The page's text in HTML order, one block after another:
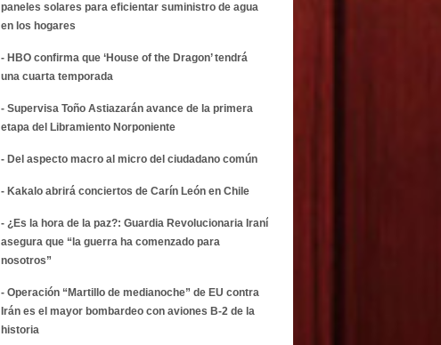
paneles solares para eficientar suministro de agua
en los hogares
- HBO confirma que ‘House of the Dragon’ tendrá
una cuarta temporada
- Supervisa Toño Astiazarán avance de la primera
etapa del Libramiento Norponiente
- Del aspecto macro al micro del ciudadano común
- Kakalo abrirá conciertos de Carín León en Chile
- ¿Es la hora de la paz?: Guardia Revolucionaria Iraní
asegura que “la guerra ha comenzado para
nosotros”
- Operación “Martillo de medianoche” de EU contra
Irán es el mayor bombardeo con aviones B-2 de la
historia